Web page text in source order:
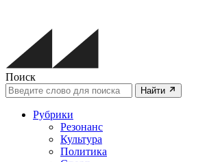
Поиск
Найти
Рубрики
Резонанс
Культура
Политика